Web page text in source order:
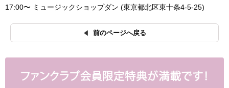
17:00〜 ミュージックショップダン (東京都北区東十条4-5-25)
前のページへ戻る